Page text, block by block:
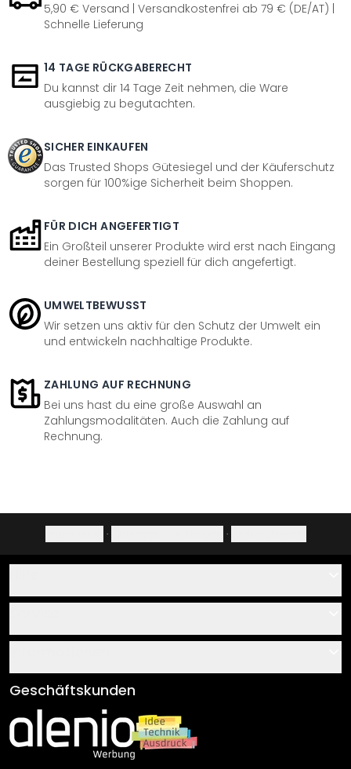
5,90 € Versand | Versandkostenfrei ab 79 € (DE/AT) |
Schnelle Lieferung
14 TAGE RÜCKGABERECHT
Du kannst dir 14 Tage Zeit nehmen, die Ware
ausgiebig zu begutachten.
SICHER EINKAUFEN
Das Trusted Shops Gütesiegel und der Käuferschutz
sorgen für 100%ige Sicherheit beim Shoppen.
FÜR DICH ANGEFERTIGT
Ein Großteil unserer Produkte wird erst nach Eingang
deiner Bestellung speziell für dich angefertigt.
UMWELTBEWUSST
Wir setzen uns aktiv für den Schutz der Umwelt ein
und entwickeln nachhaltige Produkte.
ZAHLUNG AUF RECHNUNG
Bei uns hast du eine große Auswahl an
Zahlungsmodalitäten. Auch die Zahlung auf
Rechnung.
· ·
Über uns
Klebe- und Montageanleitungen
Newsletter An-/Abmeldung
Sendungsverfolgung
AGB
Impressum
Versand & Zahlung
Geschäftskunden